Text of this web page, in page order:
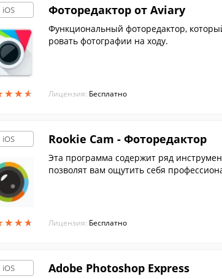
iOS
★★★
★★★
Фоторедактор от Aviary
Функциональный фоторедактор,
ровать фотографии на ходу.
Лицензия: Бесплатно
iOS
★★★
★★★
Rookie Cam - Фоторедактор
Эта программа содержит ряд
позволят вам ощутить себя
Лицензия: Бесплатно
iOS Adobe Photoshop Express